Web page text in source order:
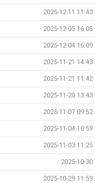
2025-12-11 11:43
2025-12-05 16:05
2025-12-04 16:09
2025-11-21 14:43
2025-11-21 11:42
2025-11-20 13:43
2025-11-07 09:52
2025-11-04 10:59
2025-11-03 11:25
2025-10-30
2025-10-29 11:59